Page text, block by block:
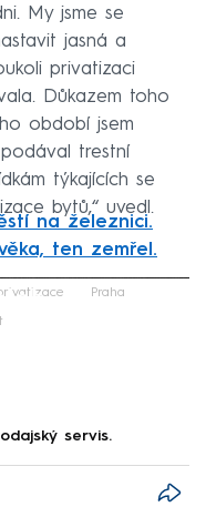
My jsme se
jasná a
privatizaci
Důkazem toho
období jsem
trestní
týkajících se
bytů,“ uvedl.
na železnici.
ten zemřel.
Praha
servis.